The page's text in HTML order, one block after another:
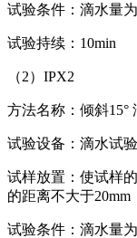
试验条件：滴水量为
试验持续：10min
（2）IPX2
方法名称：倾斜15°
试验设备：滴水试
试样放置：使试样
的距离不大于
试验条件：滴水量为